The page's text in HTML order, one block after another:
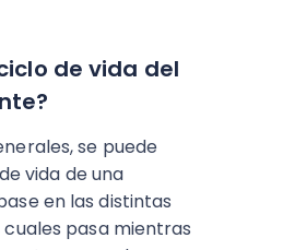
de vida del
se puede
vida de una
en las distintas
pasa mientras